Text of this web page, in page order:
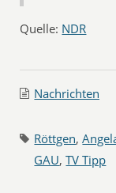
Quelle: NDR
Nachrichten
Röttgen,
GAU,TV Tipp